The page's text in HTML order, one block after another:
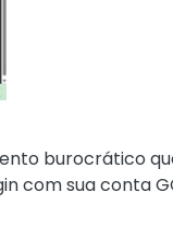
burocrático
com sua conta